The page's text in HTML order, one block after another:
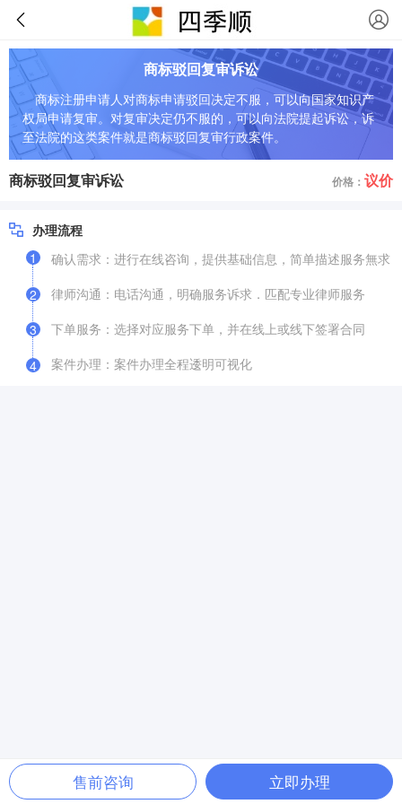
商标驳回复审诉讼
商标注册申请人对商标申请驳回决定不服，可以向国家知识产
权局申请复审。对复审决定仍不服的，可以向法院提起诉讼，诉
至法院的这类案件就是商标驳回复审行政案件。
商标驳回复审诉讼 价格： 议价
办理流程
1
确认需求：进行在线咨询，提供基础信息，简单描述服务無求
2
律师沟通：电话沟通，明确服务诉求．匹配专业律师服务
3
下单服务：选择对应服务下单，并在线上或线下签署合同
4 案件办理：案件办理全程逶明可视化
售前咨询 立即办理